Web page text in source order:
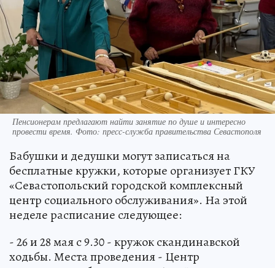
Пенсионерам предлагают найти занятие по душе и интересно
провести время. Фото: пресс-служба правительства Севастополя
Бабушки и дедушки могут записаться на
бесплатные кружки, которые организует ГКУ
«Севастопольский городской комплексный
центр социального обслуживания». На этой
неделе расписание следующее:
- 26 и 28 мая с 9.30 - кружок скандинавской
ходьбы. Места проведения - Центр